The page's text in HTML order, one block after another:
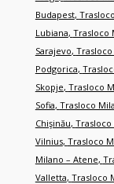
Budapest,
Lubiana, Trasloco
Sarajevo,
Podgorica,
Skopje, Trasloco
Sofia, Trasloco
Chişinău, Trasloco
Vilnius, Trasloco
Milano – Atene,
Valletta, Trasloco